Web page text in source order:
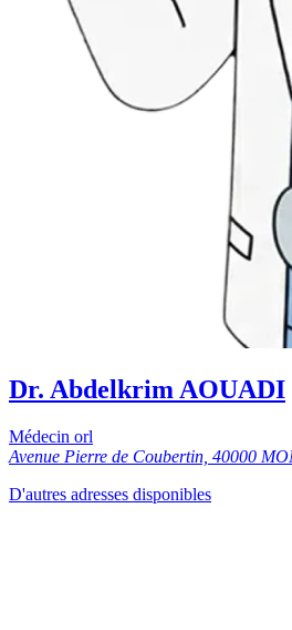
Dr. Abdelkrim AOUADI
Médecin orl
Avenue Pierre de Coubertin, 40000
D'autres adresses disponibles